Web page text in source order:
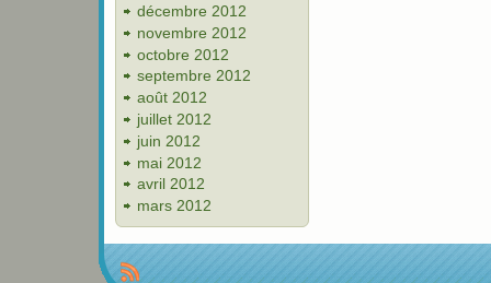
décembre 2012
novembre 2012
octobre 2012
septembre 2012
août 2012
juillet 2012
juin 2012
mai 2012
avril 2012
mars 2012